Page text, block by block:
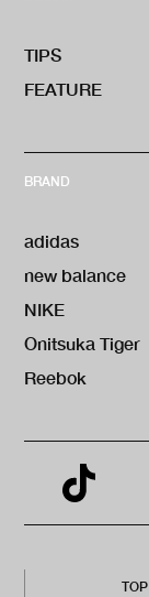
TIPS
FEATURE
BRAND
adidas
new balance
NIKE
Onitsuka Tiger
Reebok
TOP